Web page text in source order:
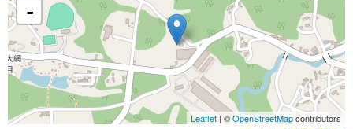
-
Leaflet | ©OpenStreetMapcontributors